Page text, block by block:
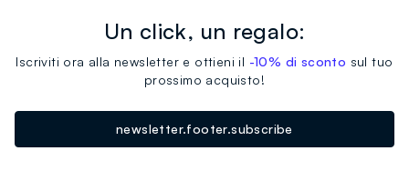
Un click, un regalo:
Iscriviti ora alla newsletter e ottieni il -10% di sconto sul tuo
prossimo acquisto!
newsletter.footer.subscribe